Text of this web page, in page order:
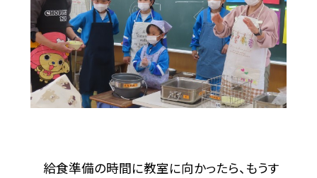
給食準備の時間に教室に向かったら、もうす